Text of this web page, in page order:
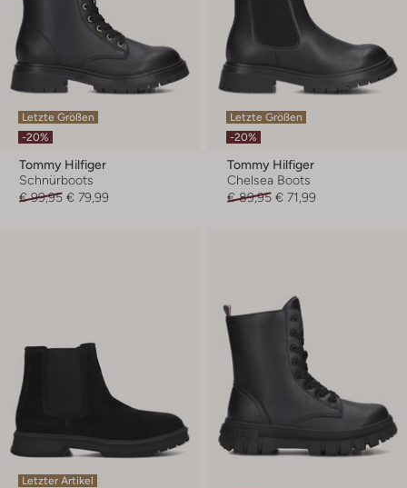
Letzte Größen
-20%
Tommy Hilfiger
Schnürboots
€ 99,95 € 79,99
Letzte Größen
-20%
Tommy Hilfiger
Chelsea Boots
€ 89,95 € 71,99
Letzter Artikel